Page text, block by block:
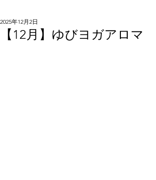
【12月】ゆびヨガアロマ
2025年12月2日